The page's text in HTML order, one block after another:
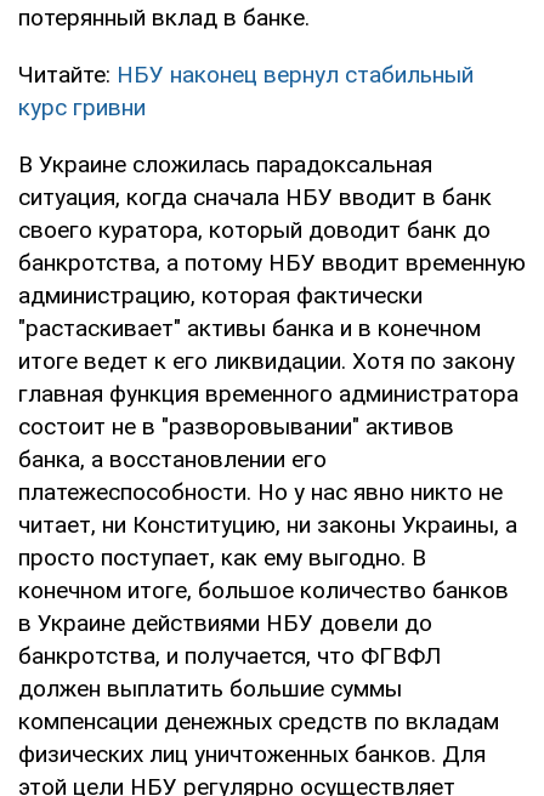
потерянный вклад в банке.
Читайте: НБУ наконец вернул стабильный
курс гривни
В Украине сложилась парадоксальная
ситуация, когда сначала НБУ вводит в банк
своего куратора, который доводит банк до
банкротства, а потому НБУ вводит временную
администрацию, которая фактически
"растаскивает" активы банка и в конечном
итоге ведет к его ликвидации. Хотя по закону
главная функция временного администратора
состоит не в "разворовывании" активов
банка, а восстановлении его
платежеспособности. Но у нас явно никто не
читает, ни Конституцию, ни законы Украины, а
просто поступает, как ему выгодно. В
конечном итоге, большое количество банков
в Украине действиями НБУ довели до
банкротства, и получается, что ФГВФЛ
должен выплатить большие суммы
компенсации денежных средств по вкладам
физических лиц уничтоженных банков. Для
этой цели НБУ регулярно осуществляет